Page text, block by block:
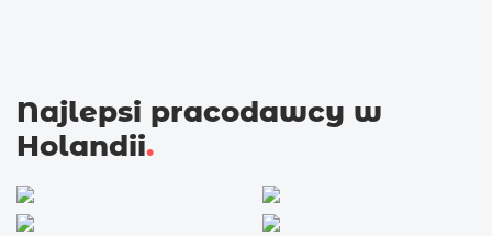
Najlepsi pracodawcy w
Holandii.